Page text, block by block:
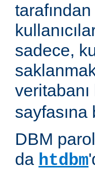
sadece,
sayfasına
DBM
da htdbm